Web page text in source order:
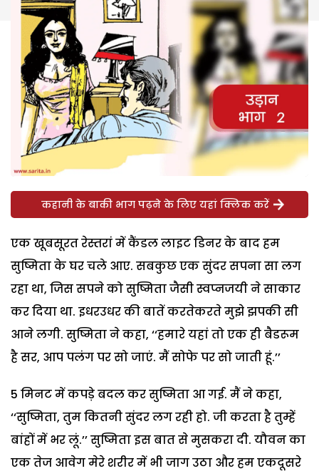
कहानी के बाकी भाग पढ़ने के लिए यहां क्लिक करें
एक खूबसूरत रेस्तरां में कैंडल लाइट डिनर के बाद हम
सुष्मिता के घर चले आए. सबकुछ एक सुंदर सपना सा लग
रहा था, जिस सपने को सुष्मिता जैसी स्वप्नजयी ने साकार
कर दिया था. इधरउधर की बातें करतेकरते मुझे झपकी सी
आने लगी. सुष्मिता ने कहा, ‘‘हमारे यहां तो एक ही बैडरूम
है सर, आप पलंग पर सो जाएं. मैं सोफे पर सो जाती हूं.’’
5 मिनट में कपड़े बदल कर सुष्मिता आ गई. मैं ने कहा,
‘‘सुष्मिता, तुम कितनी सुंदर लग रही हो. जी करता है तुम्हें
बांहों में भर लूं.’’ सुष्मिता इस बात से मुसकरा दी. यौवन का
एक तेज आवेग मेरे शरीर में भी जाग उठा और हम एकदूसरे